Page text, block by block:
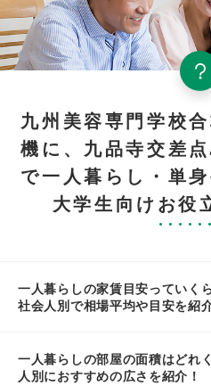
九州美容専門学校
機に、九品寺交差
で一人暮らし・単
大学生向けお役
一人暮らしの家賃目安っていく
社会人別で相場平均や目安を紹
一人暮らしの部屋の面積はどれ
人別におすすめの広さを紹介！